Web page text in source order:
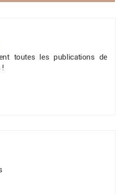
toutes les publications de
!